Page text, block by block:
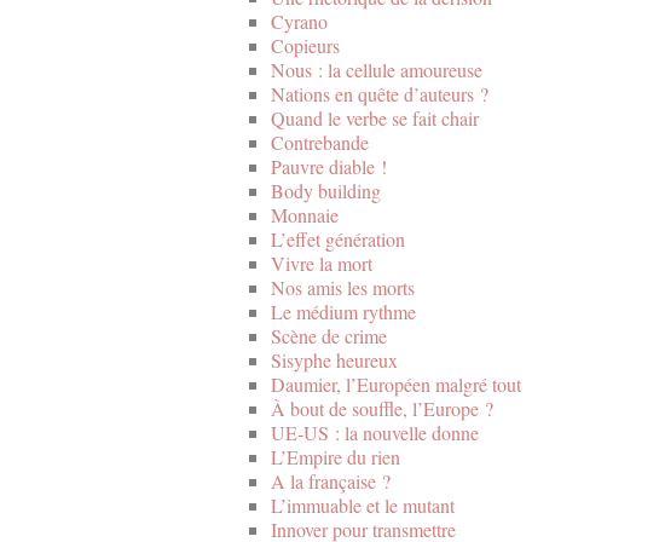
Cyrano
Copieurs
Nous : la cellule amoureuse
Nations en quête d’auteurs ?
Quand le verbe se fait chair
Contrebande
Pauvre diable !
Body building
Monnaie
L’effet génération
Vivre la mort
Nos amis les morts
Le médium rythme
Scène de crime
Sisyphe heureux
Daumier, l’Européen malgré tout
À bout de souffle, l’Europe ?
UE-US : la nouvelle donne
L’Empire du rien
A la française ?
L’immuable et le mutant
Innover pour transmettre